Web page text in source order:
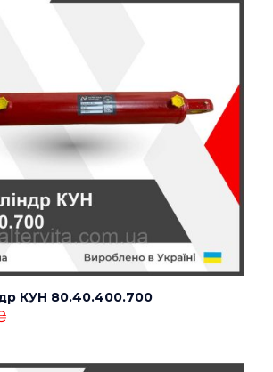
КУН 80.40.400.700